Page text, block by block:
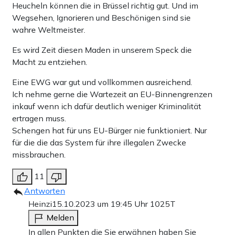
Heucheln können die in Brüssel richtig gut. Und im
Wegsehen, Ignorieren und Beschönigen sind sie
wahre Weltmeister.
Es wird Zeit diesen Maden in unserem Speck die
Macht zu entziehen.
Eine EWG war gut und vollkommen ausreichend.
Ich nehme gerne die Wartezeit an EU-Binnengrenzen
inkauf wenn ich dafür deutlich weniger Kriminalität
ertragen muss.
Schengen hat für uns EU-Bürger nie funktioniert. Nur
für die die das System für ihre illegalen Zwecke
missbrauchen.
11
Antworten
Heinzi15.10.2023 um 19:45 Uhr 1025T
Melden
In allen Punkten die Sie erwähnen haben Sie